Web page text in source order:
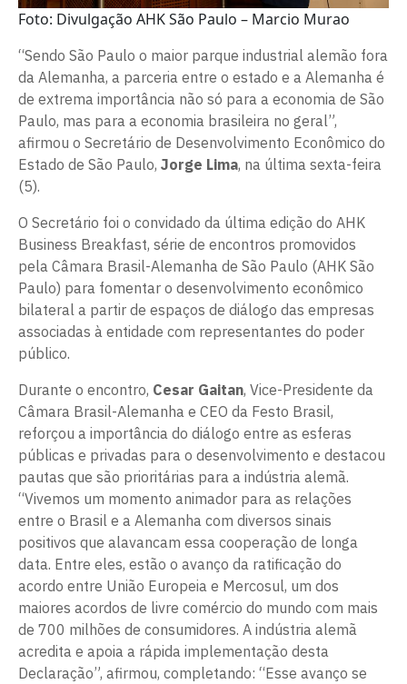
Foto: Divulgação AHK São Paulo – Marcio Murao
“Sendo São Paulo o maior parque industrial alemão fora
da Alemanha, a parceria entre o estado e a Alemanha é
de extrema importância não só para a economia de São
Paulo, mas para a economia brasileira no geral”,
afirmou o Secretário de Desenvolvimento Econômico do
Estado de São Paulo, Jorge Lima, na última sexta-feira
(5).
O Secretário foi o convidado da última edição do AHK
Business Breakfast, série de encontros promovidos
pela Câmara Brasil-Alemanha de São Paulo (AHK São
Paulo) para fomentar o desenvolvimento econômico
bilateral a partir de espaços de diálogo das empresas
associadas à entidade com representantes do poder
público.
Durante o encontro, Cesar Gaitan, Vice-Presidente da
Câmara Brasil-Alemanha e CEO da Festo Brasil,
reforçou a importância do diálogo entre as esferas
públicas e privadas para o desenvolvimento e destacou
pautas que são prioritárias para a indústria alemã.
“Vivemos um momento animador para as relações
entre o Brasil e a Alemanha com diversos sinais
positivos que alavancam essa cooperação de longa
data. Entre eles, estão o avanço da ratificação do
acordo entre União Europeia e Mercosul, um dos
maiores acordos de livre comércio do mundo com mais
de 700 milhões de consumidores. A indústria alemã
acredita e apoia a rápida implementação desta
Declaração”, afirmou, completando: “Esse avanço se